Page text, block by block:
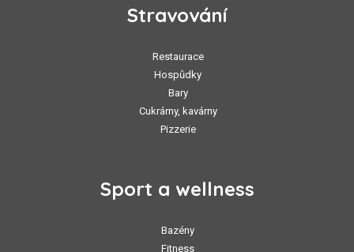
Stravování
Restaurace
Hospůdky
Bary
Cukrárny, kavárny
Pizzerie
Sport a wellness
Bazény
Fitness